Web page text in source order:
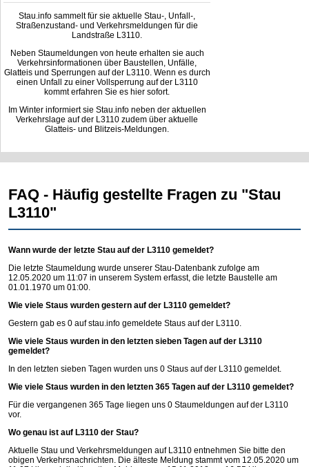
Stau.info sammelt für sie aktuelle Stau-, Unfall-,
Straßenzustand- und Verkehrsmeldungen für die
Landstraße L3110.
Neben Staumeldungen von heute erhalten sie auch
Verkehrsinformationen über Baustellen, Unfälle,
Glatteis und Sperrungen auf der L3110. Wenn es durch
einen Unfall zu einer Vollsperrung auf der L3110
kommt erfahren Sie es hier sofort.
Im Winter informiert sie Stau.info neben der aktuellen
Verkehrslage auf der L3110 zudem über aktuelle
Glatteis- und Blitzeis-Meldungen.
FAQ - Häufig gestellte Fragen zu "Stau
L3110"
Wann wurde der letzte Stau auf der L3110 gemeldet?
Die letzte Staumeldung wurde unserer Stau-Datenbank zufolge am
12.05.2020 um 11:07 in unserem System erfasst, die letzte Baustelle am
01.01.1970 um 01:00.
Wie viele Staus wurden gestern auf der L3110 gemeldet?
Gestern gab es 0 aufstau.info gemeldete Staus auf der L3110.
Wie viele Staus wurden in den letzten sieben Tagen auf der L3110
gemeldet?
In den letzten sieben Tagen wurden uns 0 Staus auf der L3110 gemeldet.
Wie viele Staus wurden in den letzten 365 Tagen auf der L3110 gemeldet?
Für die vergangenen 365 Tage liegen uns 0 Staumeldungen auf der L3110
vor.
Wo genau ist auf L3110 der Stau?
Aktuelle Stau und Verkehrsmeldungen auf L3110 entnehmen Sie bitte den
obigen Verkehrsnachrichten. Die älteste Meldung stammt vom 12.05.2020 um